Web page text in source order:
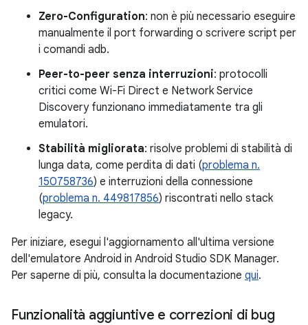
Zero-Configuration: non è più necessario eseguire
manualmente il port forwarding o scrivere script per
i comandi adb.
Peer-to-peer senza interruzioni: protocolli
critici come Wi-Fi Direct e Network Service
Discovery funzionano immediatamente tra gli
emulatori.
Stabilità migliorata: risolve problemi di stabilità di
lunga data, come perdita di dati (problema n.
150758736) e interruzioni della connessione
(problema n. 449817856) riscontrati nello stack
legacy.
Per iniziare, esegui l'aggiornamento all'ultima versione
dell'emulatore Android in Android Studio SDK Manager.
Per saperne di più, consulta la documentazione qui.
Funzionalità aggiuntive e correzioni di bug